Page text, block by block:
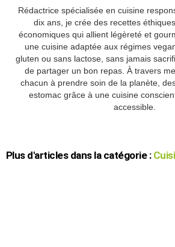
Rédactrice spécialisée en cuisine
dix ans, je crée des recettes
économiques qui allient légèreté et
une cuisine adaptée aux régimes
gluten ou sans lactose, sans jamais
de partager un bon repas. À travers
chacun à prendre soin de la planète,
estomac grâce à une cuisine
accessible.
Plus d'articles dans la catégorie :